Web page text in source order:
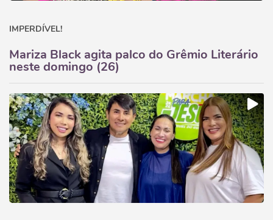
IMPERDÍVEL!
Mariza Black agita palco do Grêmio Literário
neste domingo (26)